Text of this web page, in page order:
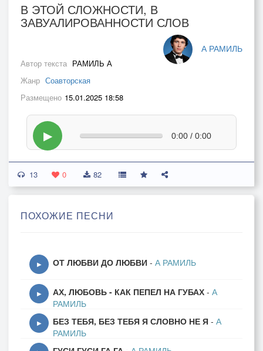
В ЭТОЙ СЛОЖНОСТИ, В
ЗАВУАЛИРОВАННОСТИ СЛОВ
А РАМИЛЬ
Автор текста РАМИЛЬ А
Жанр Соавторская
Размещено 15.01.2025 18:58
▶ 0:00 / 0:00
13 0 82
ПОХОЖИЕ ПЕСНИ
▶ ОТ ЛЮБВИ ДО ЛЮБВИ - А РАМИЛЬ
▶ АХ, ЛЮБОВЬ - КАК ПЕПЕЛ НА ГУБАХ - А
РАМИЛЬ
▶ БЕЗ ТЕБЯ, БЕЗ ТЕБЯ Я СЛОВНО НЕ Я - А
РАМИЛЬ